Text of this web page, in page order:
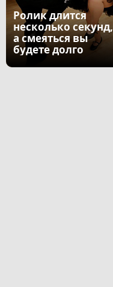
Ролик длится
несколько секунд,
а смеяться вы
будете долго